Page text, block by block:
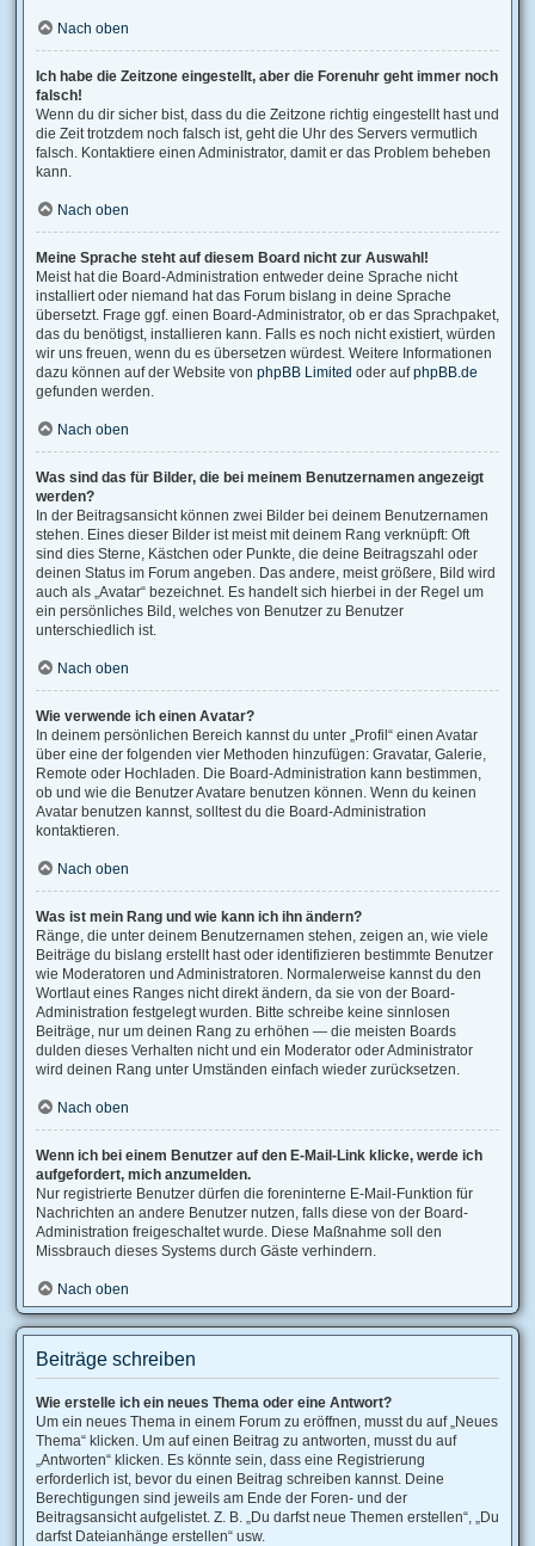
Nach oben
Ich habe die Zeitzone eingestellt, aber die Forenuhr geht immer noch
falsch!
Wenn du dir sicher bist, dass du die Zeitzone richtig eingestellt hast und
die Zeit trotzdem noch falsch ist, geht die Uhr des Servers vermutlich
falsch. Kontaktiere einen Administrator, damit er das Problem beheben
kann.
Nach oben
Meine Sprache steht auf diesem Board nicht zur Auswahl!
Meist hat die Board-Administration entweder deine Sprache nicht
installiert oder niemand hat das Forum bislang in deine Sprache
übersetzt. Frage ggf. einen Board-Administrator, ob er das Sprachpaket,
das du benötigst, installieren kann. Falls es noch nicht existiert, würden
wir uns freuen, wenn du es übersetzen würdest. Weitere Informationen
dazu können auf der Website von phpBB Limited oder aufphpBB.de
gefunden werden.
Nach oben
Was sind das für Bilder, die bei meinem Benutzernamen angezeigt
werden?
In der Beitragsansicht können zwei Bilder bei deinem Benutzernamen
stehen. Eines dieser Bilder ist meist mit deinem Rang verknüpft: Oft
sind dies Sterne, Kästchen oder Punkte, die deine Beitragszahl oder
deinen Status im Forum angeben. Das andere, meist größere, Bild wird
auch als „Avatar“ bezeichnet. Es handelt sich hierbei in der Regel um
ein persönliches Bild, welches von Benutzer zu Benutzer
unterschiedlich ist.
Nach oben
Wie verwende ich einen Avatar?
In deinem persönlichen Bereich kannst du unter „Profil“ einen Avatar
über eine der folgenden vier Methoden hinzufügen: Gravatar, Galerie,
Remote oder Hochladen. Die Board-Administration kann bestimmen,
ob und wie die Benutzer Avatare benutzen können. Wenn du keinen
Avatar benutzen kannst, solltest du die Board-Administration
kontaktieren.
Nach oben
Was ist mein Rang und wie kann ich ihn ändern?
Ränge, die unter deinem Benutzernamen stehen, zeigen an, wie viele
Beiträge du bislang erstellt hast oder identifizieren bestimmte Benutzer
wie Moderatoren und Administratoren. Normalerweise kannst du den
Wortlaut eines Ranges nicht direkt ändern, da sie von der Board-
Administration festgelegt wurden. Bitte schreibe keine sinnlosen
Beiträge, nur um deinen Rang zu erhöhen — die meisten Boards
dulden dieses Verhalten nicht und ein Moderator oder Administrator
wird deinen Rang unter Umständen einfach wieder zurücksetzen.
Nach oben
Wenn ich bei einem Benutzer auf den E-Mail-Link klicke, werde ich
aufgefordert, mich anzumelden.
Nur registrierte Benutzer dürfen die foreninterne E-Mail-Funktion für
Nachrichten an andere Benutzer nutzen, falls diese von der Board-
Administration freigeschaltet wurde. Diese Maßnahme soll den
Missbrauch dieses Systems durch Gäste verhindern.
Nach oben
Beiträge schreiben
Wie erstelle ich ein neues Thema oder eine Antwort?
Um ein neues Thema in einem Forum zu eröffnen, musst du auf „Neues
Thema“ klicken. Um auf einen Beitrag zu antworten, musst du auf
„Antworten“ klicken. Es könnte sein, dass eine Registrierung
erforderlich ist, bevor du einen Beitrag schreiben kannst. Deine
Berechtigungen sind jeweils am Ende der Foren- und der
Beitragsansicht aufgelistet. Z. B. „Du darfst neue Themen erstellen“, „Du
darfst Dateianhänge erstellen“ usw.